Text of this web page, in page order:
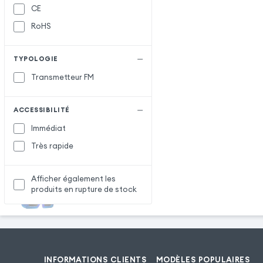
CE
RoHS
TYPOLOGIE
Transmetteur FM
ACCESSIBILITÉ
Immédiat
Très rapide
Afficher également les
produits en rupture de stock
INFORMATIONS CLIENTS
MODÈLES POPULAIRES